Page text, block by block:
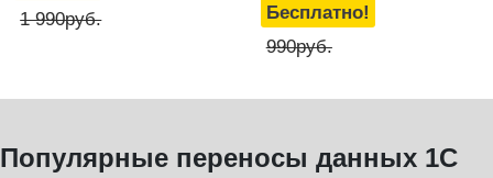
1 990руб.
Бесплатно!
990руб.
Популярные переносы данных 1С